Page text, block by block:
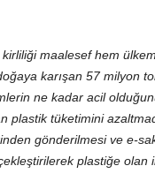
kirliliği maalesef hem
karışan 57 milyon
ne kadar acil
plastik tüketimini
gönderilmesi ve e-
plastiğe olan